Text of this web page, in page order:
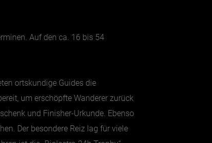
Auf den ca. 16 bis 54
ortskundige Guides die
um erschöpfte Wanderer zurück
und Finisher-Urkunde. Ebenso
Der besondere Reiz lag für viele